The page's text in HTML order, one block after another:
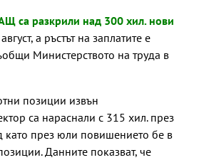
са разкрили над 300 хил. нови
а ръстът на заплатите е
Министерството на труда в
позиции извън
са нараснали с 315 хил. през
като през юли повишението бе в
Данните показват, че